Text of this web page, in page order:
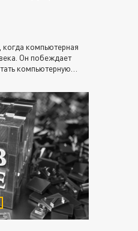
компьютерная
Он побеждает
компьютерную